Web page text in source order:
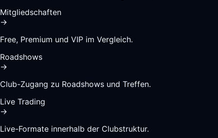
Mitgliedschaften
→
Free, Premium und VIP im Vergleich.
Roadshows
→
Club-Zugang zu Roadshows und Treffen.
Live Trading
→
Live-Formate innerhalb der Clubstruktur.